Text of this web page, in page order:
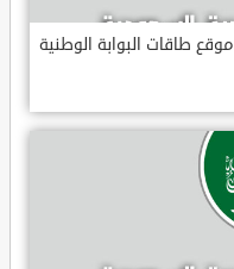
روابط التسجيل في حافز الجديد 1443 موقع طاقات البوابة الوطنية